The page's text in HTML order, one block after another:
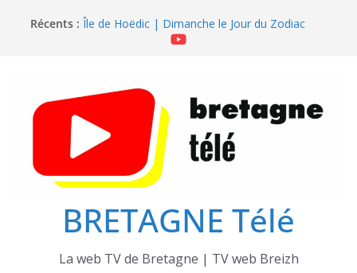
Récents : Île de Hoëdic | Dimanche le Jour du Zodiac
Île de Hoëdic | Le Beau Fort
Île de Hoëdic | Sensations Fortes en Open Skiff
BRETAGNE Télé
La web TV de Bretagne | TV web Breizh